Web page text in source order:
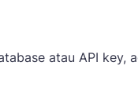
atau API key,